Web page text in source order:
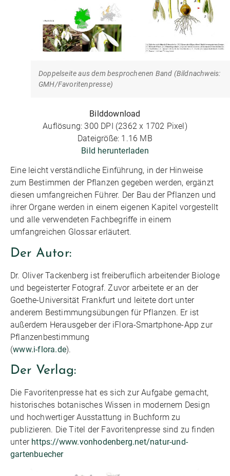
Doppelseite aus dem besprochenen Band (Bildnachweis:
GMH/Favoritenpresse)
Bilddownload
Auflösung: 300 DPI (2362 x 1702 Pixel)
Dateigröße: 1.16 MB
Bild herunterladen
Eine leicht verständliche Einführung, in der Hinweise
zum Bestimmen der Pflanzen gegeben werden, ergänzt
diesen umfangreichen Führer. Der Bau der Pflanzen und
ihrer Organe werden in einem eigenen Kapitel vorgestellt
und alle verwendeten Fachbegriffe in einem
umfangreichen Glossar erläutert.
Der Autor:
Dr. Oliver Tackenberg ist freiberuflich arbeitender Biologe
und begeisterter Fotograf. Zuvor arbeitete er an der
Goethe-Universität Frankfurt und leitete dort unter
anderem Bestimmungsübungen für Pflanzen. Er ist
außerdem Herausgeber der iFlora-Smartphone-App zur
Pflanzenbestimmung
(www.i-flora.de).
Der Verlag:
Die Favoritenpresse hat es sich zur Aufgabe gemacht,
historisches botanisches Wissen in modernem Design
und hochwertiger Ausstattung in Buchform zu
publizieren. Die Titel der Favoritenpresse sind zu finden
unter https://www.vonhodenberg.net/natur-und-
gartenbuecher